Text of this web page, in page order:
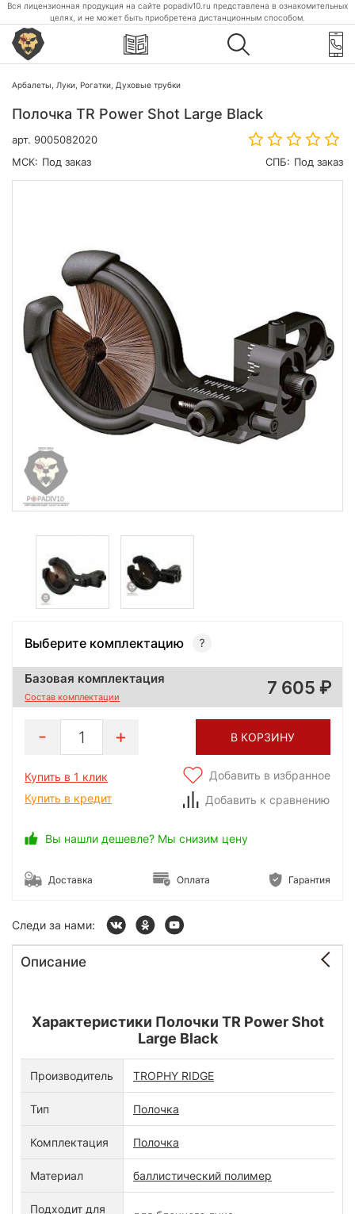
Вся лицензионная продукция на сайте popadiv10.ru представлена в ознакомительных
целях, и не может быть приобретена дистанционным способом.
Арбалеты, Луки, Рогатки, Духовые трубки
Полочка TR Power Shot Large Black
арт. 9005082020
МСК: Под заказ СПБ: Под заказ
Выберите комплектацию
Базовая комплектация
Состав комплектации 7 605
1 В КОРЗИНУ
Купить в 1 клик
Купить в кредит
Добавить в избранное
Добавить к сравнению
Вы нашли дешевле? Мы снизим цену
Доставка Оплата Гарантия
Следи за нами:
Описание
Характеристики Полочки TR Power Shot
Large Black
Производитель TROPHY RIDGE
Тип Полочка
Комплектация Полочка
Материал баллистический полимер
Подходит для